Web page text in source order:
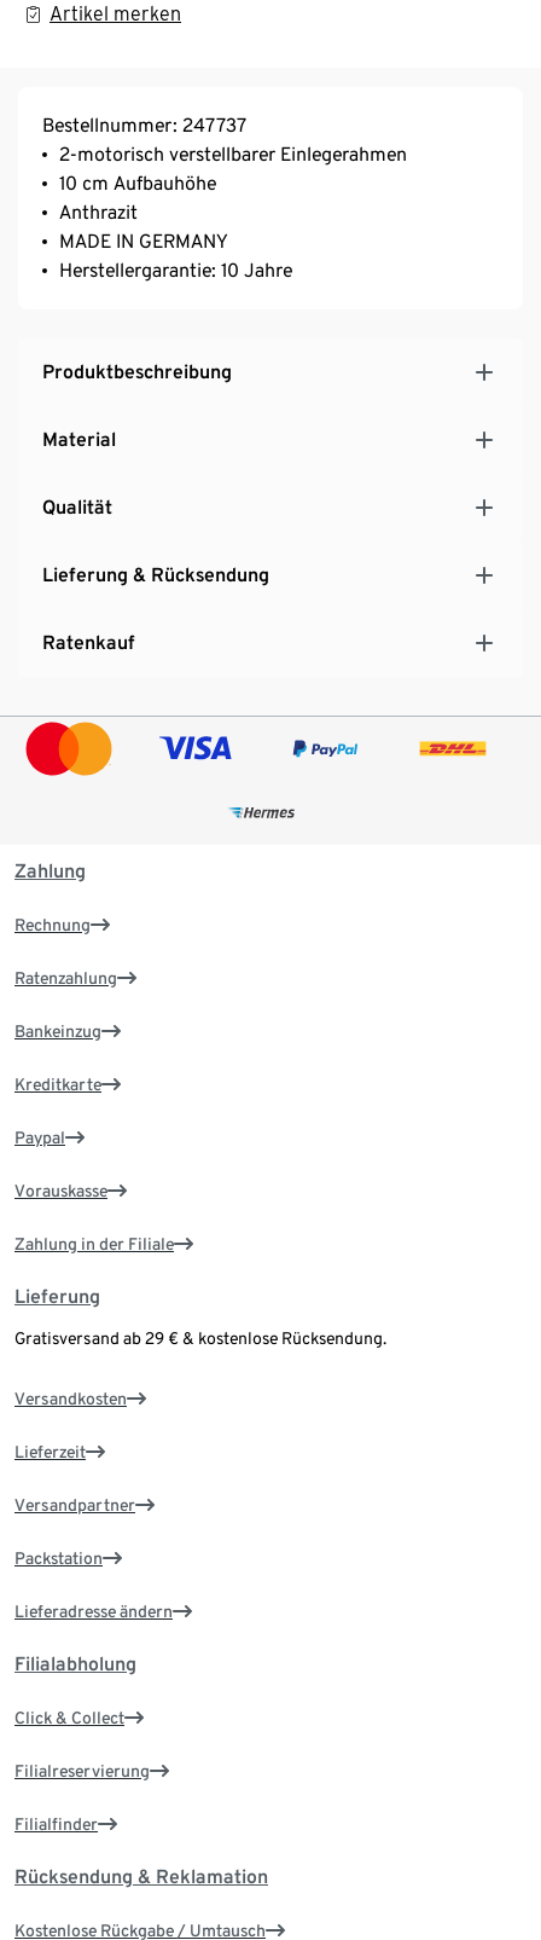
Artikel merken
Bestellnummer: 247737
2-motorisch verstellbarer Einlegerahmen
10 cm Aufbauhöhe
Anthrazit
MADE IN GERMANY
Herstellergarantie: 10 Jahre
Produktbeschreibung
Material
Qualität
Lieferung & Rücksendung
Ratenkauf
Zahlung
Rechnung
Ratenzahlung
Bankeinzug
Kreditkarte
Paypal
Vorauskasse
Zahlung in der Filiale
Lieferung
Gratisversand ab 29 € & kostenlose Rücksendung.
Versandkosten
Lieferzeit
Versandpartner
Packstation
Lieferadresse ändern
Filialabholung
Click & Collect
Filialreservierung
Filialfinder
Rücksendung & Reklamation
Kostenlose Rückgabe / Umtausch